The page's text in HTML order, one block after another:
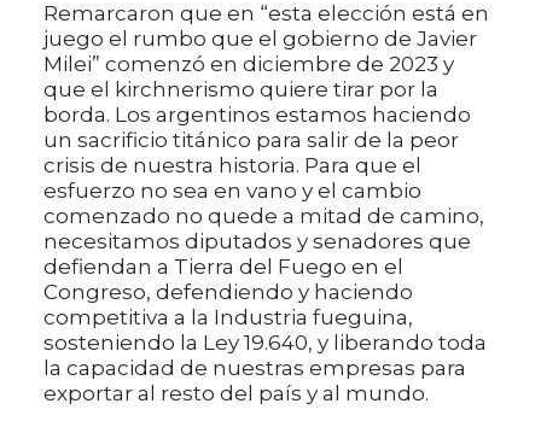
Remarcaron que en “esta elección está en
juego el rumbo que el gobierno de Javier
Milei” comenzó en diciembre de 2023 y
que el kirchnerismo quiere tirar por la
borda. Los argentinos estamos haciendo
un sacrificio titánico para salir de la peor
crisis de nuestra historia. Para que el
esfuerzo no sea en vano y el cambio
comenzado no quede a mitad de camino,
necesitamos diputados y senadores que
defiendan a Tierra del Fuego en el
Congreso, defendiendo y haciendo
competitiva a la Industria fueguina,
sosteniendo la Ley 19.640, y liberando toda
la capacidad de nuestras empresas para
exportar al resto del país y al mundo.